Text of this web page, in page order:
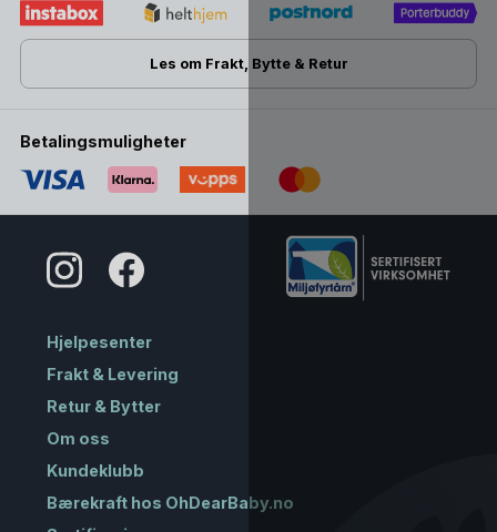
Les om Frakt, Bytte & Retur
Betalingsmuligheter
Hjelpesenter
Frakt & Levering
Retur & Bytter
Om oss
Kundeklubb
Bærekraft hos OhDearBaby.no